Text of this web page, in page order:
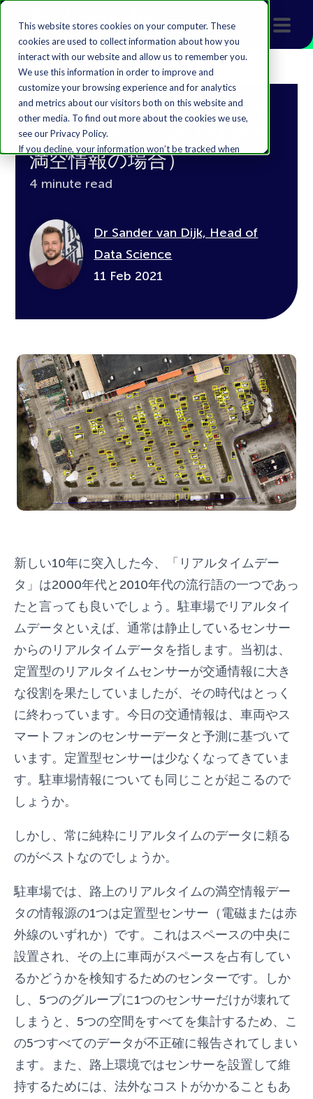
This website stores cookies on your computer. These
cookies are used to collect information about how you
interact with our website and allow us to remember you.
We use this information in order to improve and
customize your browsing experience and for analytics
and metrics about our visitors both on this website and
other media. To find out more about the cookies we use,
see our Privacy Policy.
If you decline, your information won’t be tracked when
you visit this website. A single cookie will be used in your
browser to remember your preference not to be
なぜ予測が毎回リアルタイ
ムに勝るのか（路上駐車の
満空情報の場合）
4 minute read
Dr Sander van Dijk, Head of
Data Science
11 Feb 2021
新しい10年に突入した今、「リアルタイムデー
タ」は2000年代と2010年代の流行語の一つであっ
たと言っても良いでしょう。駐車場でリアルタイ
ムデータといえば、通常は静止しているセンサー
からのリアルタイムデータを指します。当初は、
定置型のリアルタイムセンサーが交通情報に大き
な役割を果たしていましたが、その時代はとっく
に終わっています。今日の交通情報は、車両やス
マートフォンのセンサーデータと予測に基づいて
います。定置型センサーは少なくなってきていま
す。駐車場情報についても同じことが起こるので
しょうか。
しかし、常に純粋にリアルタイムのデータに頼る
のがベストなのでしょうか。
駐車場では、路上のリアルタイムの満空情報デー
タの情報源の1つは定置型センサー（電磁または赤
外線のいずれか）です。これはスペースの中央に
設置され、その上に車両がスペースを占有してい
るかどうかを検知するためのセンターです。しか
し、5つのグループに1つのセンサーだけが壊れて
しまうと、5つの空間をすべてを集計するため、こ
の5つすべてのデータが不正確に報告されてしまい
ます。また、路上環境ではセンサーを設置して維
持するためには、法外なコストがかかることもあ